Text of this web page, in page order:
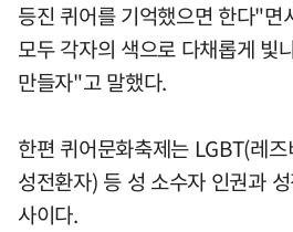
등진 퀴어를 기억했으면 한다"
모두 각자의 색으로 다채롭게 빛
만들자"고 말했다.
한편 퀴어문화축제는 LGBT(레
성전환자) 등 성 소수자 인권과
사이다.